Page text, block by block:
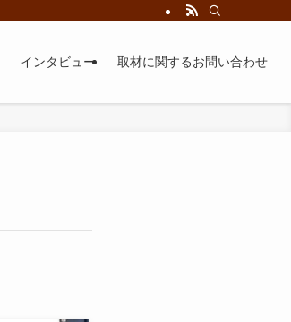
インタビュー 取材に関するお問い合わせ